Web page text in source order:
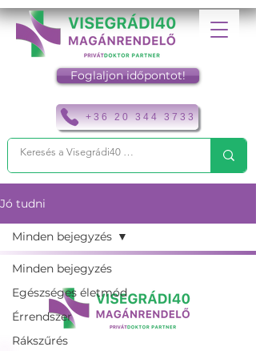
+36 20 344 3733
Foglaljon időpontot!
Jó tudni
Minden bejegyzés
Egészséges életmód
Érrendszer
Rákszűrés
Minden bejegyzés